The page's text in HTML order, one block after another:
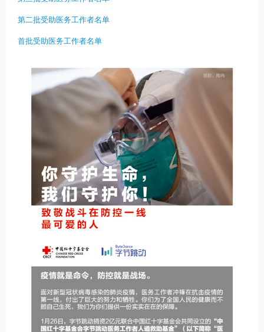
第二批受助医务工作者名单
首批受助医务工作者名单